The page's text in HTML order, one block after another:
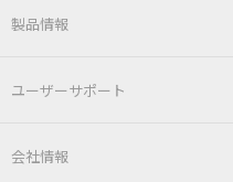
製品情報
製品情報TOP
はんだ付けシステム
ユーザーサポート
ユーザーサポートTOP
会社情報